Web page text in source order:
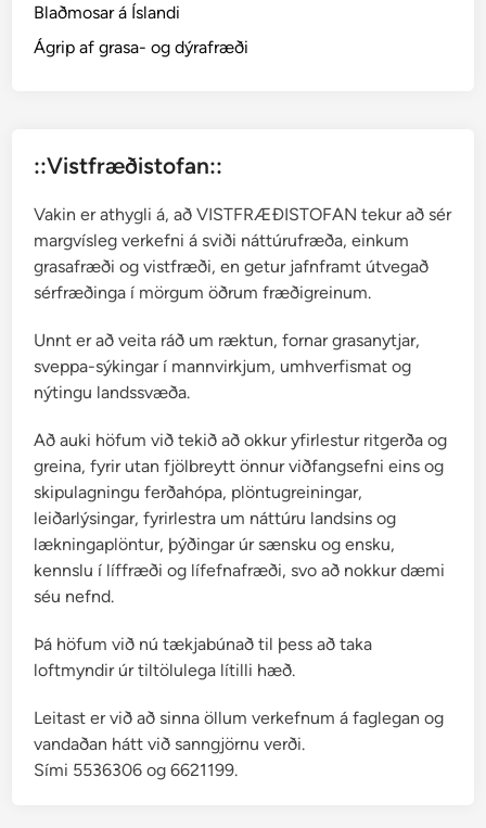
e
g
r
æ
g
Blaðmosar á Íslandi
Ágrip af grasa- og dýrafræði
::Vistfræðistofan::
Vakin er athygli á, að VISTFRÆÐISTOFAN tekur að sér
margvísleg verkefni á sviði náttúrufræða, einkum
grasafræði og vistfræði, en getur jafnframt útvegað
sérfræðinga í mörgum öðrum fræðigreinum.
Unnt er að veita ráð um ræktun, fornar grasanytjar,
sveppa-sýkingar í mannvirkjum, umhverfismat og
nýtingu landssvæða.
Að auki höfum við tekið að okkur yfirlestur ritgerða og
greina, fyrir utan fjölbreytt önnur viðfangsefni eins og
skipulagningu ferðahópa, plöntugreiningar,
leiðarlýsingar, fyrirlestra um náttúru landsins og
lækningaplöntur, þýðingar úr sænsku og ensku,
kennslu í líffræði og lífefnafræði, svo að nokkur dæmi
séu nefnd.
Þá höfum við nú tækjabúnað til þess að taka
loftmyndir úr tiltölulega lítilli hæð.
Leitast er við að sinna öllum verkefnum á faglegan og
vandaðan hátt við sanngjörnu verði.
Sími 5536306 og 6621199.